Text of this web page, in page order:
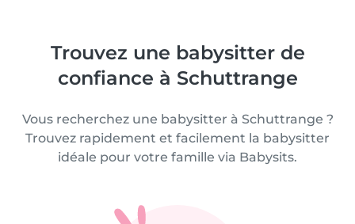
Trouvez une babysitter de
confiance à Schuttrange
Vous recherchez une babysitter à Schuttrange ?
Trouvez rapidement et facilement la babysitter
idéale pour votre famille via Babysits.